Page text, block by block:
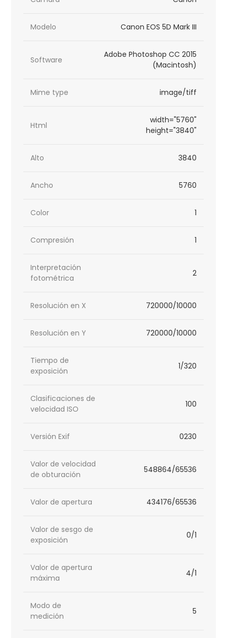
Modelo Canon EOS 5D Mark III
Software
Adobe Photoshop CC 2015
(Macintosh)
Mime type image/tiff
Html
width="5760"
height="3840"
Alto 3840
Ancho 5760
Color 1
Compresión 1
Interpretación
fotométrica
2
Resolución en X 720000/10000
Resolución en Y 720000/10000
Tiempo de
exposición
1/320
Clasificaciones de
velocidad ISO
100
Versión Exif 0230
Valor de velocidad
de obturación
548864/65536
Valor de apertura 434176/65536
Valor de sesgo de
exposición
0/1
Valor de apertura
máxima
4/1
Modo de
medición
5